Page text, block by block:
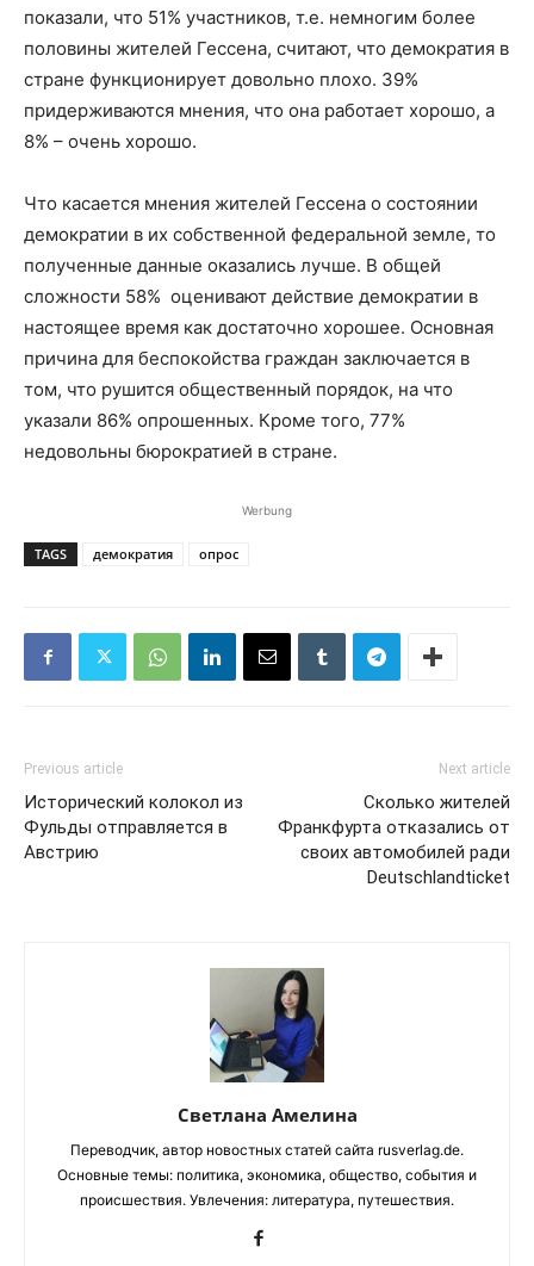
показали, что 51% участников, т.е. немногим более
половины жителей Гессена, считают, что демократия в
стране функционирует довольно плохо. 39%
придерживаются мнения, что она работает хорошо, а
8% – очень хорошо.
Что касается мнения жителей Гессена о состоянии
демократии в их собственной федеральной земле, то
полученные данные оказались лучше. В общей
сложности 58% оценивают действие демократии в
настоящее время как достаточно хорошее. Основная
причина для беспокойства граждан заключается в
том, что рушится общественный порядок, на что
указали 86% опрошенных. Кроме того, 77%
недовольны бюрократией в стране.
Werbung
TAGS демократия опрос
Previous article
Исторический колокол из
Фульды отправляется в
Австрию
Next article
Сколько жителей
Франкфурта отказались от
своих автомобилей ради
Deutschlandticket
Светлана Амелина
Переводчик, автор новостных статей сайта rusverlag.de.
Основные темы: политика, экономика, общество, события и
происшествия. Увлечения: литература, путешествия.